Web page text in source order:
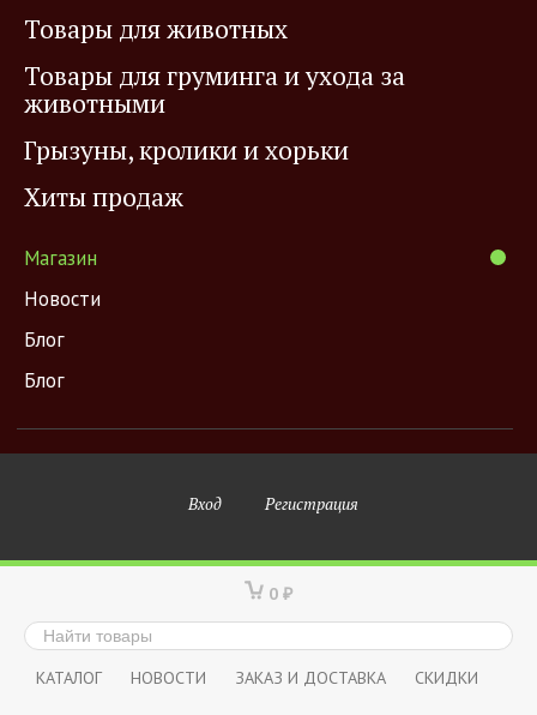
Товары для животных
Товары для груминга и ухода за
животными
Грызуны, кролики и хорьки
Хиты продаж
Магазин
Новости
Блог
Блог
Вход Регистрация
0 ₽
КАТАЛОГ НОВОСТИ ЗАКАЗ И ДОСТАВКА СКИДКИ